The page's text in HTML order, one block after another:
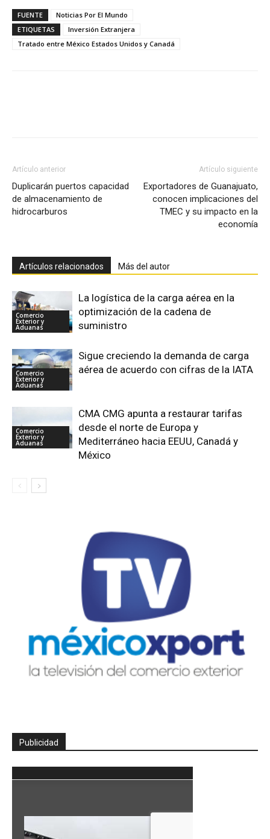
FUENTE
Noticias Por El Mundo
ETIQUETAS
Inversión Extranjera
Tratado entre México Estados Unidos y Canadá
Artículo anterior
Duplicarán puertos capacidad
de almacenamiento de
hidrocarburos
Artículo siguiente
Exportadores de Guanajuato,
conocen implicaciones del
TMEC y su impacto en la
economía
Artículos relacionados Más del autor
Comercio
Exterior y
Aduanas
La logística de la carga aérea en la
optimización de la cadena de
suministro
Comercio
Exterior y
Aduanas
Sigue creciendo la demanda de carga
aérea de acuerdo con cifras de la IATA
Comercio
Exterior y
Aduanas
CMA CMG apunta a restaurar tarifas
desde el norte de Europa y
Mediterráneo hacia EEUU, Canadá y
México
Publicidad